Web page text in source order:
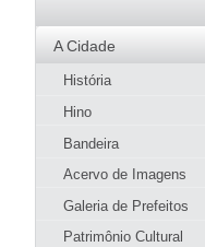
A Cidade
História
Hino
Bandeira
Acervo de Imagens
Galeria de Prefeitos
Patrimônio Cultural